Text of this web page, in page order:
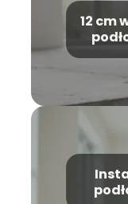
12 cm